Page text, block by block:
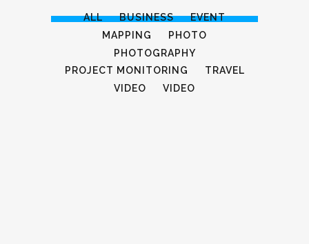
ALL BUSINESS
EVENT
MAPPING
PHOTO
PHOTOGRAPHY
PROJECT MONITORING
TRAVEL
VIDEO
VIDEO